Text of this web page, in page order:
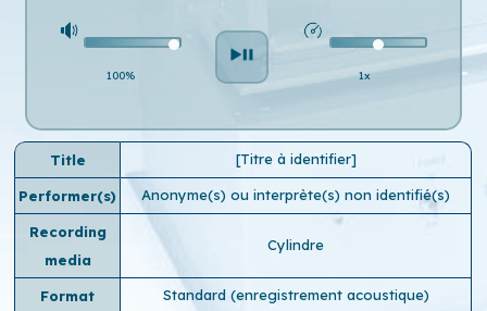
100% 1x
Title [Titre à identifier]
Performer(s) Anonyme(s) ou interprète(s) non identifié(s)
Recording
media
Cylindre
Format Standard (enregistrement acoustique)